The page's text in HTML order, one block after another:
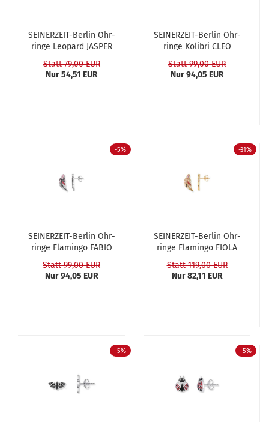
SEINERZEIT-​​Ber­lin Ohr­
rin­ge Leo­pard JASPER
Statt 79,00 EUR
Nur 54,51 EUR
SEINERZEIT-​​Ber­lin Ohr­
rin­ge Ko­li­bri CLEO
Statt 99,00 EUR
Nur 94,05 EUR
-5%
SEINERZEIT-​​Ber­lin Ohr­
rin­ge Fla­min­go FABIO
Statt 99,00 EUR
Nur 94,05 EUR
-31%
SEINERZEIT-​​Ber­lin Ohr­
rin­ge Fla­min­go FIOLA
Statt 119,00 EUR
Nur 82,11 EUR
-5% -5%